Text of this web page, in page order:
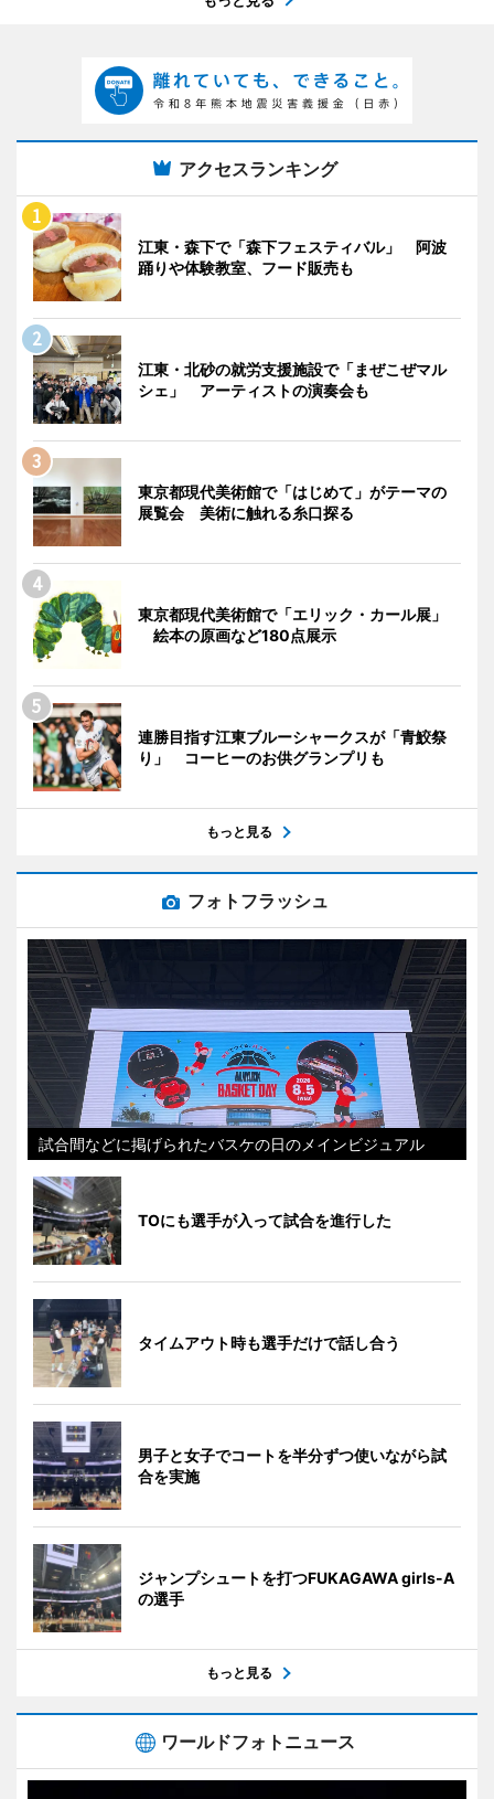
アクセスランキング
江東・森下で「森下フェスティバル」 阿波
踊りや体験教室、フード販売も
江東・北砂の就労支援施設で「まぜこぜマル
シェ」 アーティストの演奏会も
東京都現代美術館で「はじめて」がテーマの
展覧会 美術に触れる糸口探る
東京都現代美術館で「エリック・カール展」
絵本の原画など180点展示
連勝目指す江東ブルーシャークスが「青鮫祭
り」 コーヒーのお供グランプリも
もっと見る
フォトフラッシュ
試合間などに掲げられたバスケの日のメインビジュアル
TOにも選手が入って試合を進行した
タイムアウト時も選手だけで話し合う
男子と女子でコートを半分ずつ使いながら試
合を実施
ジャンプシュートを打つFUKAGAWA girls-A
の選手
もっと見る
ワールドフォトニュース